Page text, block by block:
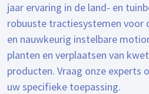
jaar ervaring in de land- en
robuuste tractiesystemen voor
en nauwkeurig instelbare
planten en verplaatsen van
producten. Vraag onze experts
uw specifieke toepassing.